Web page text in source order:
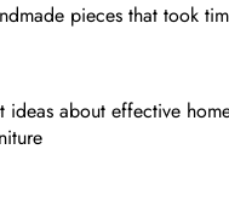
pieces that took
ideas about effective